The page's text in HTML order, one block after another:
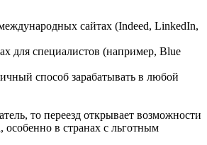
сайтах (Indeed, LinkedIn,
для специалистов (например, Blue
способ зарабатывать в любой
то переезд открывает возможности
особенно в странах с льготным